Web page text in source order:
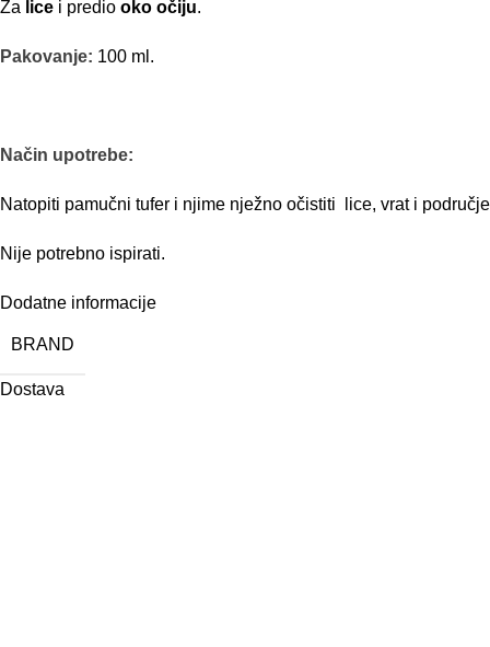
Za lice i predio oko očiju.
Pakovanje: 100 ml.
Način upotrebe:
Natopiti pamučni tufer i njime nježno očistiti lice, vrat i
Nije potrebno ispirati.
Dodatne informacije
BRAND
Dostava